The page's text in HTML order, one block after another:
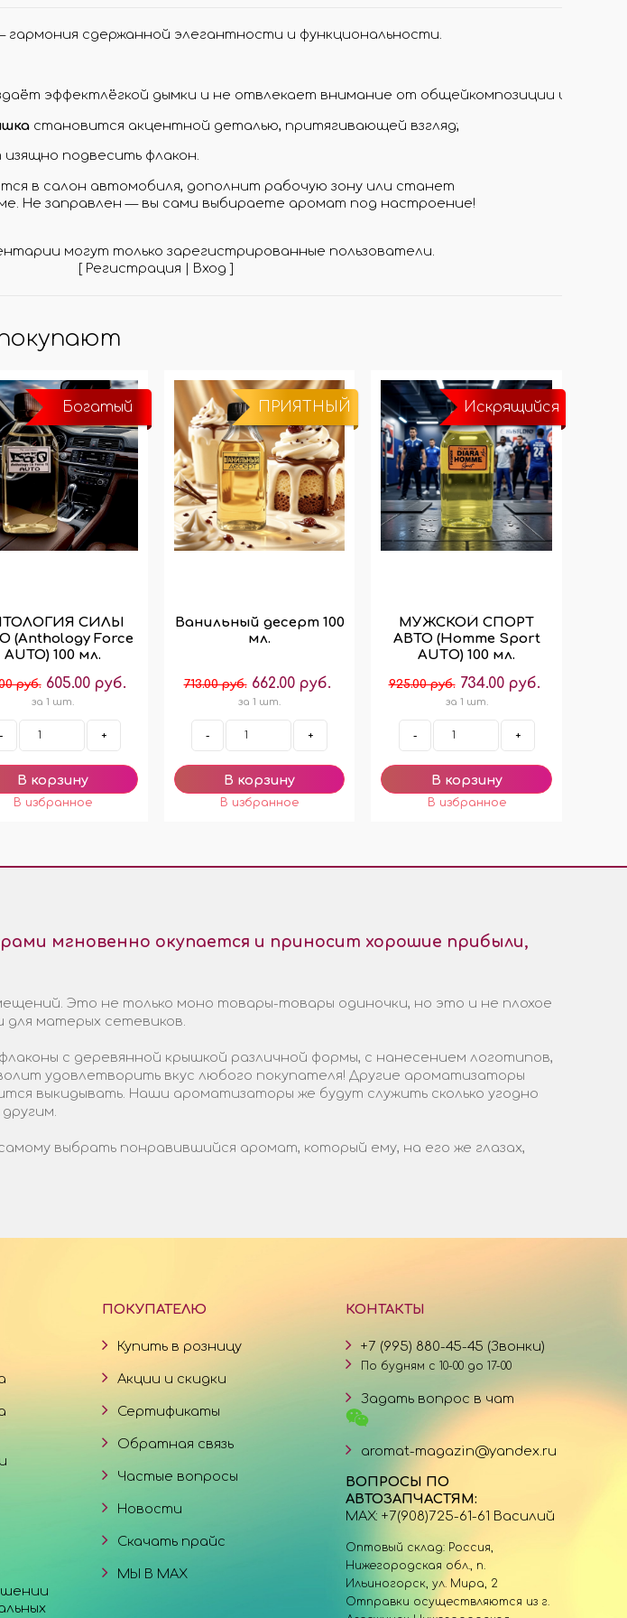
сдержанной элегантности и функциональности.
эффектлёгкой дымки и не отвлекает внимание от общейкомпозиции
становится акцентной деталью, притягивающей взгляд;
изящно подвесить флакон.
в салон автомобиля, дополнит рабочую зону или станет
Не заправлен — вы сами выбираете аромат под настроение!
могут только зарегистрированные пользователи.
[ Регистрация | Вход ]
Богатый
СИЛЫ
(Anthology Force
AUTO) 100 мл.
руб. 605.00 руб.
за 1 шт.
- +
ПРИЯТНЫЙ
Ванильный десерт 100
мл.
713.00 руб. 662.00 руб.
за 1 шт.
- +
Искрящийся
МУЖСКОЙ СПОРТ
АВТО (Homme Sport
AUTО) 100 мл.
925.00 руб. 734.00 руб.
за 1 шт.
- +
мгновенно окупается и приносит хорошие прибыли,
Это не только моно товары-товары одиночки, но это и не плохое
матерых сетевиков.
с деревянной крышкой различной формы, с нанесением логотипов,
удовлетворить вкус любого покупателя! Другие ароматизаторы
выкидывать. Наши ароматизаторы же будут служить сколько угодно
выбрать понравившийся аромат, который ему, на его же глазах,
ПОКУПАТЕЛЮ
Купить в розницу
Акции и скидки
Сертификаты
Обратная связь
Частые вопросы
Новости
Скачать прайс
МЫ В MAX
КОНТАКТЫ
+7 (995) 880-45-45 (Звонки)
По будням с 10-00 до 17-00
Задать вопрос в чат
aromat-magazin@yandex.ru
ВОПРОСЫ ПО
АВТОЗАПЧАСТЯМ:
MAX: +7(908)725-61-61 Василий
Оптовый склад: Россия,
Нижегородская обл., п.
Ильиногорск, ул. Мира, 2
Отправки осуществляются из г.